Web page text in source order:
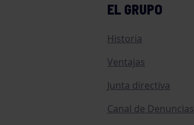
EL GRUPO
Historia
Ventajas
Junta directiva
Canal de Denuncias